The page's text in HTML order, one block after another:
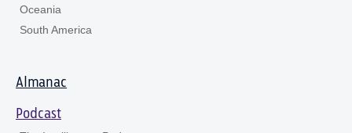
Oceania
South America
Almanac
Podcast